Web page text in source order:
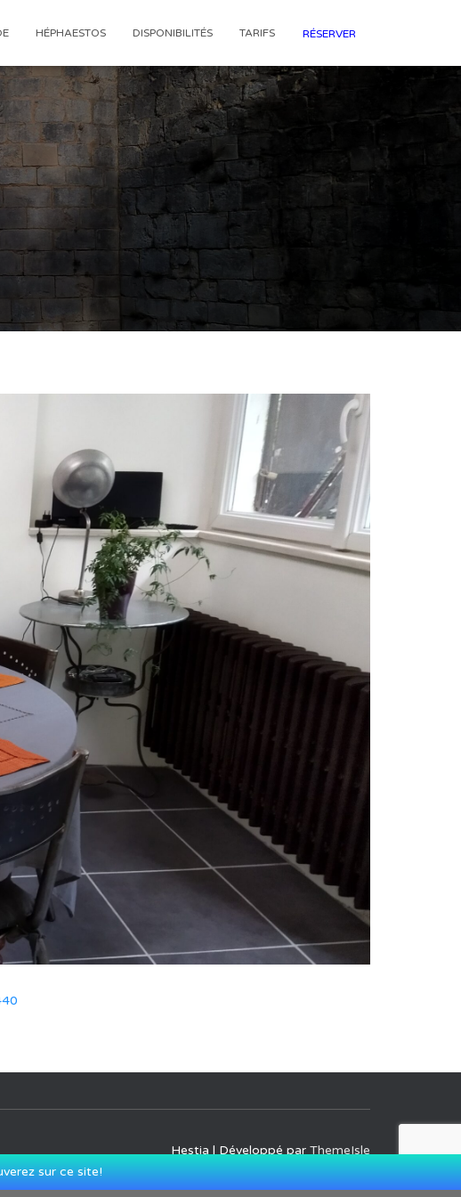
HÉPHAESTOS DISPONIBILITÉS TARIFS RÉSERVER
Hestia | Développé par ThemeIsle
sur ce site!